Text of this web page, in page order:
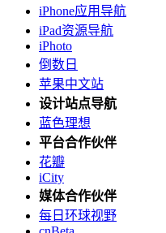
iPhone应用导航
iPad资源导航
iPhoto
倒数日
苹果中文站
设计站点导航
蓝色理想
平台合作伙伴
花瓣
iCity
媒体合作伙伴
每日环球视野